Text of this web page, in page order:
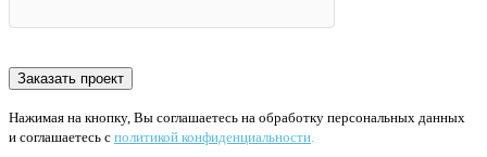
Нажимая на кнопку, Вы соглашаетесь на обработку персональных данных
и соглашаетесь с политикой конфиденциальности.